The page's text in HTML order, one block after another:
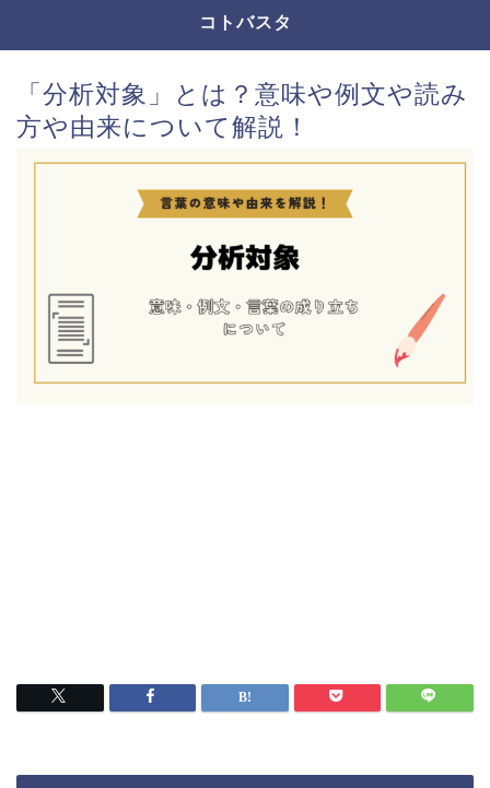
コトバスタ
「分析対象」とは？意味や例文や読み
方や由来について解説！